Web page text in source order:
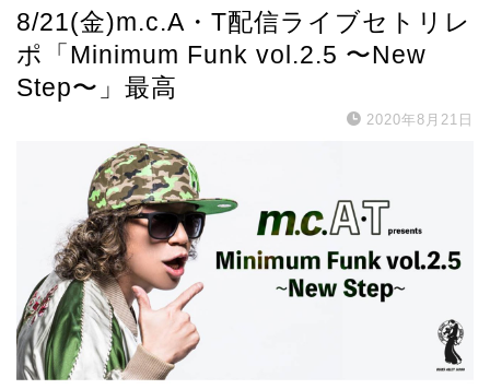
8/21(金)m.c.A・T配信ライブセトリレ
ポ「Minimum Funk vol.2.5 〜New
Step〜」最高
2020年8月21日